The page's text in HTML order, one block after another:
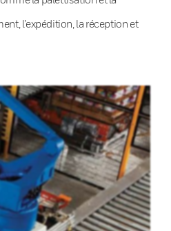
l’expédition, la réception et